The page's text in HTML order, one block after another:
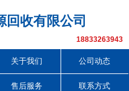
回收有限公司
18833263943
关于我们 公司动态
售后服务 联系方式